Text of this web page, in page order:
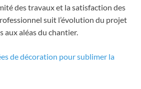
des travaux et la satisfaction des
suit l’évolution du projet
aux aléas du chantier.
de décoration pour sublimer la